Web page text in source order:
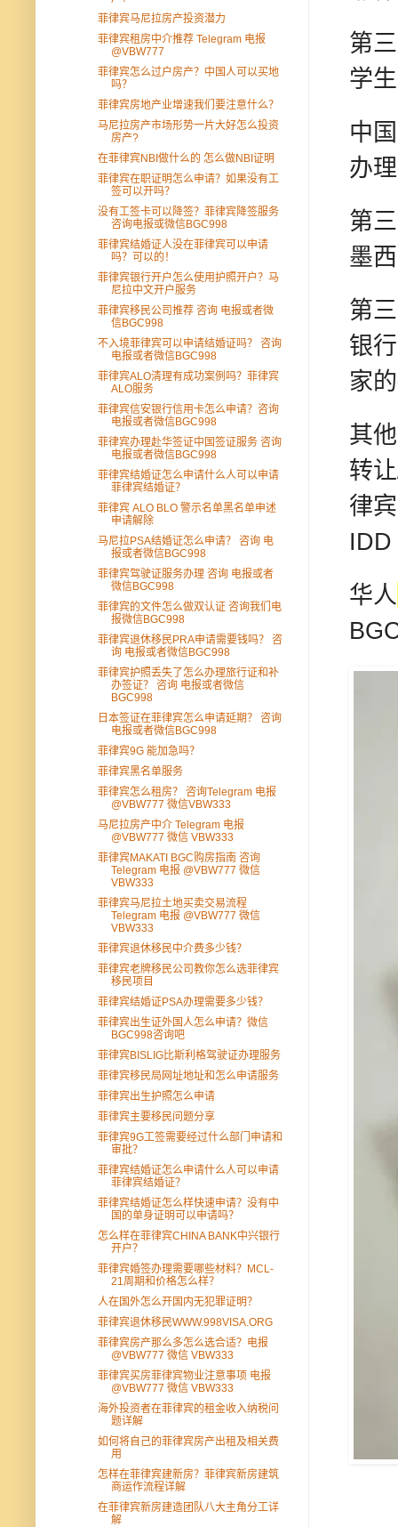
第
学
中
办
第
墨
第
银
家
其
转
律
IDD
华人
菲律宾马尼拉房产投资潜力
菲律宾租房中介推荐 Telegram 电报
@VBW777
菲律宾怎么过户房产？中国人可以买地
吗？
菲律宾房地产业增速我们要注意什么？
马尼拉房产市场形势一片大好怎么投资
房产?
在菲律宾NBI做什么的 怎么做NBI证明
菲律宾在职证明怎么申请？如果没有工
签可以开吗？
没有工签卡可以降签？菲律宾降签服务
咨询电报或微信BGC998
菲律宾结婚证人没在菲律宾可以申请
吗？可以的！
菲律宾银行开户怎么使用护照开户？马
尼拉中文开户服务
菲律宾移民公司推荐 咨询 电报或者微
信BGC998
不入境菲律宾可以申请结婚证吗？ 咨询
电报或者微信BGC998
菲律宾ALO清理有成功案例吗？菲律宾
ALO服务
菲律宾信安银行信用卡怎么申请？咨询
电报或者微信BGC998
菲律宾办理赴华签证中国签证服务 咨询
电报或者微信BGC998
菲律宾结婚证怎么申请什么人可以申请
菲律宾结婚证？
菲律宾 ALO BLO 警示名单黑名单申述
申请解除
马尼拉PSA结婚证怎么申请？ 咨询 电
报或者微信BGC998
菲律宾驾驶证服务办理 咨询 电报或者
微信BGC998
菲律宾的文件怎么做双认证 咨询我们电
报微信BGC998
菲律宾退休移民PRA申请需要钱吗？ 咨
询 电报或者微信BGC998
菲律宾护照丢失了怎么办理旅行证和补
办签证？ 咨询 电报或者微信
BGC998
日本签证在菲律宾怎么申请延期？ 咨询
电报或者微信BGC998
菲律宾9G 能加急吗？
菲律宾黑名单服务
菲律宾怎么租房？ 咨询Telegram 电报
@VBW777 微信VBW333
马尼拉房产中介 Telegram 电报
@VBW777 微信 VBW333
菲律宾MAKATI BGC购房指南 咨询
Telegram 电报 @VBW777 微信
VBW333
菲律宾马尼拉土地买卖交易流程
Telegram 电报 @VBW777 微信
VBW333
菲律宾退休移民中介费多少钱？
菲律宾老牌移民公司教你怎么选菲律宾
移民项目
菲律宾结婚证PSA办理需要多少钱？
菲律宾出生证外国人怎么申请？微信
BGC998咨询吧
菲律宾BISLIG比斯利格驾驶证办理服务
菲律宾移民局网址地址和怎么申请服务
菲律宾出生护照怎么申请
菲律宾主要移民问题分享
菲律宾9G工签需要经过什么部门申请和
审批？
菲律宾结婚证怎么申请什么人可以申请
菲律宾结婚证？
菲律宾结婚证怎么样快速申请？没有中
国的单身证明可以申请吗？
怎么样在菲律宾CHINA BANK中兴银行
开户？
菲律宾婚签办理需要哪些材料？MCL-
21周期和价格怎么样？
人在国外怎么开国内无犯罪证明？
菲律宾退休移民WWW.998VISA.ORG
菲律宾房产那么多怎么选合适？电报
@VBW777 微信 VBW333
菲律宾买房菲律宾物业注意事项 电报
@VBW777 微信 VBW333
海外投资者在菲律宾的租金收入纳税问
题详解
如何将自己的菲律宾房产出租及相关费
用
怎样在菲律宾建新房？菲律宾新房建筑
商运作流程详解
在菲律宾新房建造团队八大主角分工详
解